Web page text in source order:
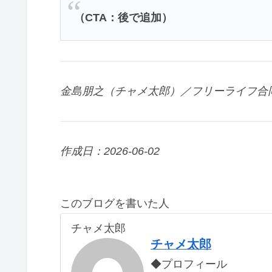
（CTA：後で追加）
金島朋之（チャメ太郎）／フリーライフ合
作成日：2026-06-02
このブログを書いた人
チャメ太郎
チャメ太郎
◆プロフィール